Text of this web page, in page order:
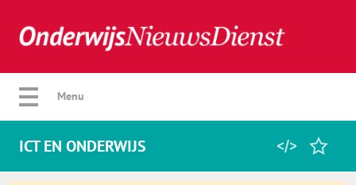
Verberg menu
Home
Menu
ICT EN ONDERWIJS